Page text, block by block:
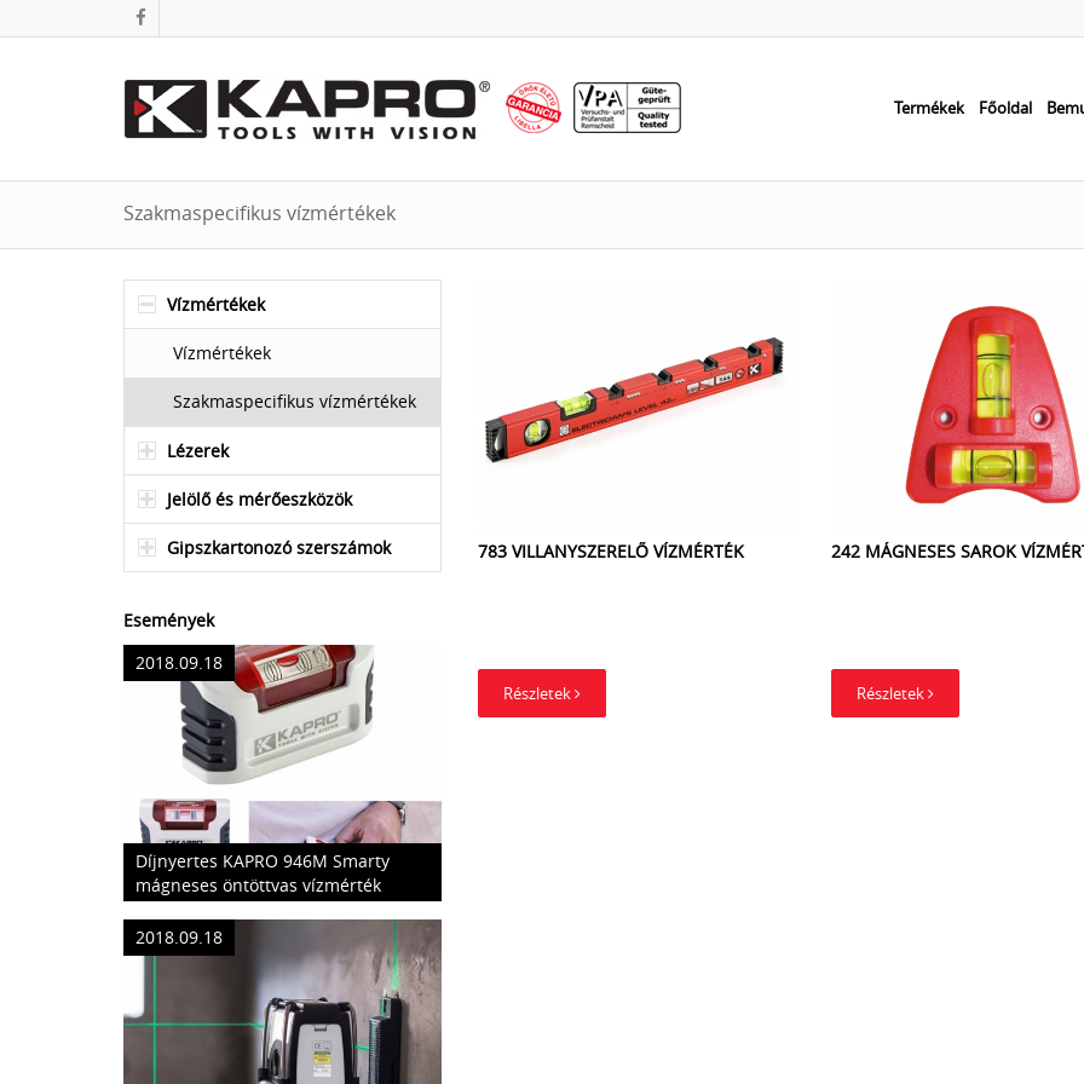
Termékek Főoldal
Szakmaspecifikus vízmértékek
Vízmértékek
Vízmértékek
Szakmaspecifikus vízmértékek
Lézerek
Jelölő és mérőeszközök
Gipszkartonozó szerszámok
Események
2018.09.18
Díjnyertes KAPRO 946M Smarty
mágneses öntöttvas vízmérték
2018.09.18
783 VILLANYSZERELŐ VÍZMÉRTÉK
Részletek
242 MÁGNESES SAROK
Részletek